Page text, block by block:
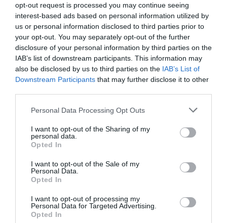
opt-out request is processed you may continue seeing
interest-based ads based on personal information utilized by
us or personal information disclosed to third parties prior to
your opt-out. You may separately opt-out of the further
disclosure of your personal information by third parties on the
IAB’s list of downstream participants. This information may
also be disclosed by us to third parties on the IAB’s List of
Downstream Participants that may further disclose it to other
Personal Data Processing Opt Outs
I want to opt-out of the Sharing of my
personal data.
Opted In
I want to opt-out of the Sale of my
Personal Data.
Opted In
I want to opt-out of processing my
Personal Data for Targeted Advertising.
Opted In